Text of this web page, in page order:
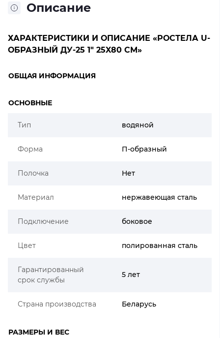
Описание
ХАРАКТЕРИСТИКИ И ОПИСАНИЕ «РОСТЕЛА U-
ОБРАЗНЫЙ ДУ-25 1" 25X80 СМ»
ОБЩАЯ ИНФОРМАЦИЯ
ОСНОВНЫЕ
Тип водяной
Форма П-образный
Полочка Нет
Материал нержавеющая сталь
Подключение боковое
Цвет полированная сталь
Гарантированный
срок службы
5 лет
Страна производства Беларусь
РАЗМЕРЫ И ВЕС